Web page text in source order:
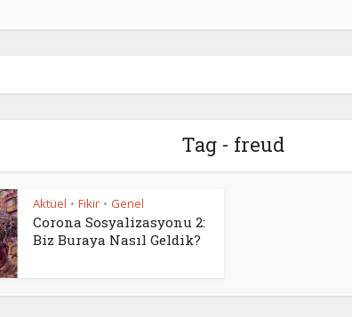
Tag - freud
Aktüel • Fikir • Genel
Corona Sosyalizasyonu 2:
Biz Buraya Nasıl Geldik?